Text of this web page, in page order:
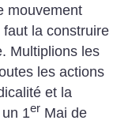
mouvement
la construire
Multiplions les
les actions
et la
1er Mai de